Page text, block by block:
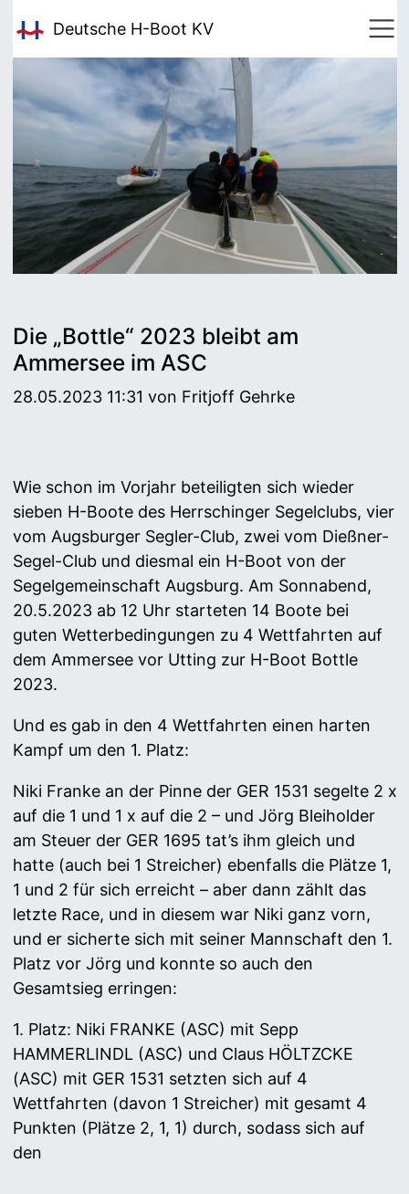
Deutsche H-Boot KV
Die „Bottle“ 2023 bleibt am
Ammersee im ASC
28.05.2023 11:31 von Fritjoff Gehrke
Wie schon im Vorjahr beteiligten sich wieder
sieben H-Boote des Herrschinger Segelclubs, vier
vom Augsburger Segler-Club, zwei vom Dießner-
Segel-Club und diesmal ein H-Boot von der
Segelgemeinschaft Augsburg. Am Sonnabend,
20.5.2023 ab 12 Uhr starteten 14 Boote bei
guten Wetterbedingungen zu 4 Wettfahrten auf
dem Ammersee vor Utting zur H-Boot Bottle
2023.
Und es gab in den 4 Wettfahrten einen harten
Kampf um den 1. Platz:
Niki Franke an der Pinne der GER 1531 segelte 2 x
auf die 1 und 1 x auf die 2 – und Jörg Bleiholder
am Steuer der GER 1695 tat’s ihm gleich und
hatte (auch bei 1 Streicher) ebenfalls die Plätze 1,
1 und 2 für sich erreicht – aber dann zählt das
letzte Race, und in diesem war Niki ganz vorn,
und er sicherte sich mit seiner Mannschaft den 1.
Platz vor Jörg und konnte so auch den
Gesamtsieg erringen:
1. Platz: Niki FRANKE (ASC) mit Sepp
HAMMERLINDL (ASC) und Claus HÖLTZCKE
(ASC) mit GER 1531 setzten sich auf 4
Wettfahrten (davon 1 Streicher) mit gesamt 4
Punkten (Plätze 2, 1, 1) durch, sodass sich auf
den